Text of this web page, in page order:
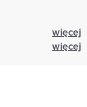
więcej
więcej